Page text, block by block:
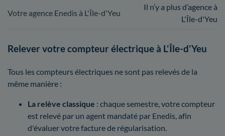
Votre agence Enedis à L'Île-d'Yeu
Il n’y a plus d’agence à
L'Île-d'Yeu
Relever votre compteur électrique à L'Île-d'Yeu
Tous les compteurs électriques ne sont pas relevés de la
même manière :
La relève classique : chaque semestre, votre compteur
est relevé par un agent mandaté par Enedis, afin
d'évaluer votre facture de régularisation.